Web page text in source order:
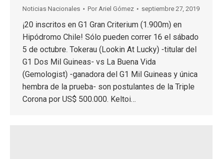
Noticias Nacionales Por Ariel Gómez septiembre 27, 2019
¡20 inscritos en G1 Gran Criterium (1.900m) en
Hipódromo Chile! Sólo pueden correr 16 el sábado
5 de octubre. Tokerau (Lookin At Lucky) -titular del
G1 Dos Mil Guineas- vs La Buena Vida
(Gemologist) -ganadora del G1 Mil Guineas y única
hembra de la prueba- son postulantes de la Triple
Corona por US$ 500.000. Keltoi…